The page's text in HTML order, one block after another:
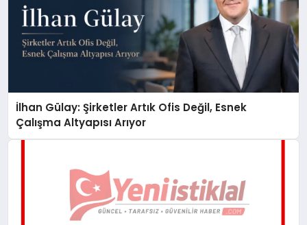
İlhan Gülay: Şirketler Artık Ofis Değil, Esnek
Çalışma Altyapısı Arıyor